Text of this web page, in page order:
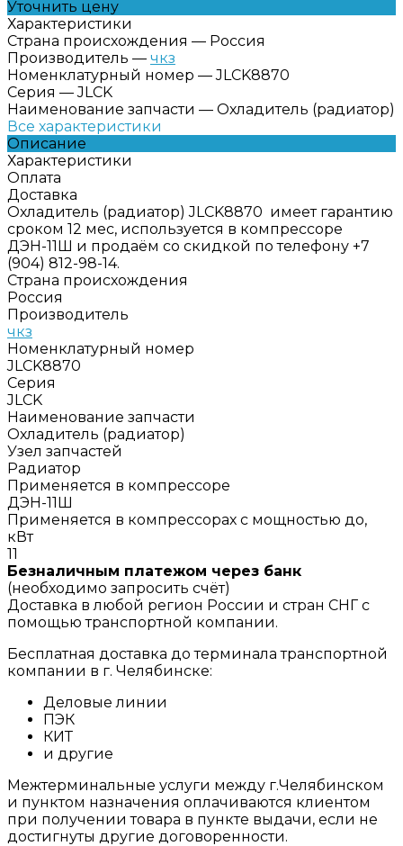
Уточнить цену
Характеристики
Страна происхождения — Россия
Производитель — чкз
Номенклатурный номер — JLCK8870
Серия — JLCK
Наименование запчасти — Охладитель (радиатор)
Все характеристики
Описание
Характеристики
Оплата
Доставка
Охладитель (радиатор) JLCK8870 имеет гарантию
сроком 12 мес, используется в компрессоре
ДЭН-11Ш и продаём со скидкой по телефону +7
(904) 812-98-14.
Страна происхождения
Россия
Производитель
чкз
Номенклатурный номер
JLCK8870
Серия
JLCK
Наименование запчасти
Охладитель (радиатор)
Узел запчастей
Радиатор
Применяется в компрессоре
ДЭН-11Ш
Применяется в компрессорах с мощностью до,
кВт
11
Безналичным платежом через банк
(необходимо запросить счёт)
Доставка в любой регион России и стран СНГ с
помощью транспортной компании.
Бесплатная доставка до терминала транспортной
компании в г. Челябинске:
Деловые линии
ПЭК
КИТ
и другие
Межтерминальные услуги между г.Челябинском
и пунктом назначения оплачиваются клиентом
при получении товара в пункте выдачи, если не
достигнуты другие договоренности.